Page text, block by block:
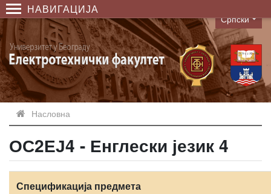
НАВИГАЦИЈА
Language
Српски
Насловна
ОС2ЕЈ4 - Енглески језик 4
Спецификација предмета